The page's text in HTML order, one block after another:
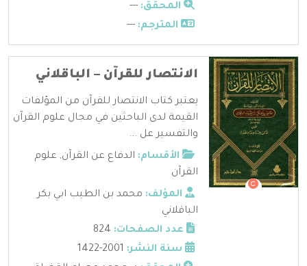
المحقق: ---
المترجم: ---
الانتصار للقرآن – الباقلاني
يعتبر كتاب الانتصار للقرآن من المؤلفات
القيمة لدى الباحثين في مجال علوم القرآن
والتفسير عل ...
الأقسام: الدفاع عن القرآن, علوم
القرآن
المؤلف: محمد بن الطيب ابي بكر
الباقلاني
عدد الصفحات:
سنة النشر: